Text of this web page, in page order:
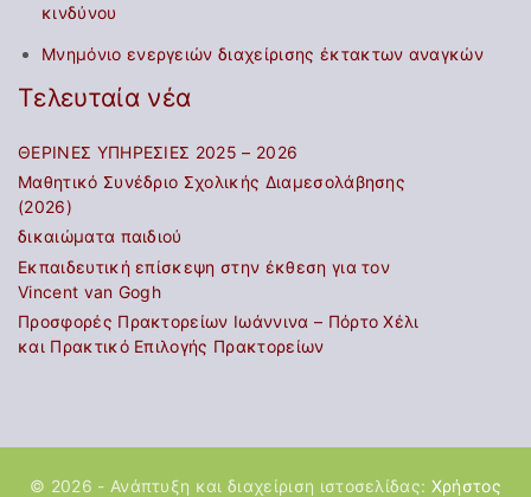
κινδύνου
Μνημόνιο ενεργειών διαχείρισης έκτακτων αναγκών
Τελευταία νέα
ΘΕΡΙΝΕΣ ΥΠΗΡΕΣΙΕΣ 2025 – 2026
Μαθητικό Συνέδριο Σχολικής Διαμεσολάβησης
(2026)
δικαιώματα παιδιού
Εκπαιδευτική επίσκεψη στην έκθεση για τον
Vincent van Gogh
Προσφορές Πρακτορείων Ιωάννινα – Πόρτο Χέλι
και Πρακτικό Επιλογής Πρακτορείων
© 2026 - Ανάπτυξη και διαχείριση ιστοσελίδας: Χρήστος